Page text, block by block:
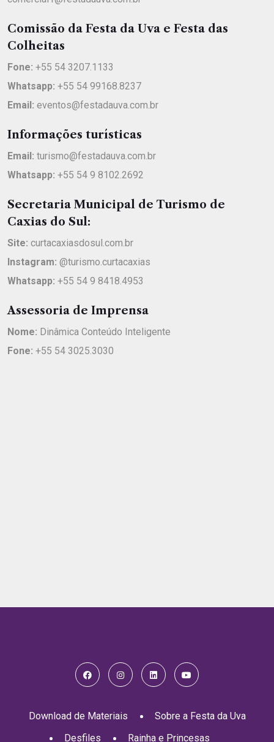
Comissão da Festa da Uva e Festa das
Colheitas
Fone: +55 54 3207.1133
Whatsapp: +55 54 99168.8237
Email: eventos@festadauva.com.br
Informações turísticas
Email: turismo@festadauva.com.br
Whatsapp: +55 54 9 8102.2692
Secretaria Municipal de Turismo de
Caxias do Sul:
Site: curtacaxiasdosul.com.br
Instagram: @turismo.curtacaxias
Whatsapp: +55 54 9 8418.4953
Assessoria de Imprensa
Nome: Dinâmica Conteúdo Inteligente
Fone: +55 54 3025.3030
Download de Materiais
Sobre a Festa da Uva
Desfiles
Rainha e Princesas